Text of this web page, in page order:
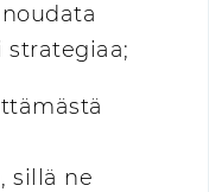
sillä ne